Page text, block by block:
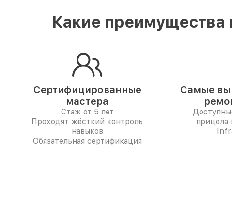
Какие преимущества
Сертифицированные
мастера
Стаж от 5 лет
Проходят жёсткий контроль
навыков
Обязательная сертификация
Самые
прицела